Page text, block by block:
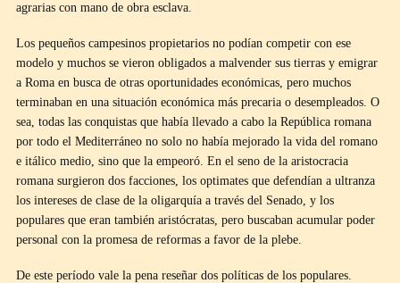
agrarias con mano de obra esclava.
Los pequeños campesinos propietarios no podían competir con ese
modelo y muchos se vieron obligados a malvender sus tierras y emigrar
a Roma en busca de otras oportunidades económicas, pero muchos
terminaban en una situación económica más precaria o desempleados. O
sea, todas las conquistas que había llevado a cabo la República romana
por todo el Mediterráneo no solo no había mejorado la vida del romano
e itálico medio, sino que la empeoró. En el seno de la aristocracia
romana surgieron dos facciones, los optimates que defendían a ultranza
los intereses de clase de la oligarquía a través del Senado, y los
populares que eran también aristócratas, pero buscaban acumular poder
personal con la promesa de reformas a favor de la plebe.
De este período vale la pena reseñar dos políticas de los populares.